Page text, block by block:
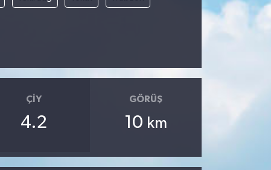
ÇIY
4.2
GÖRÜŞ
10 km